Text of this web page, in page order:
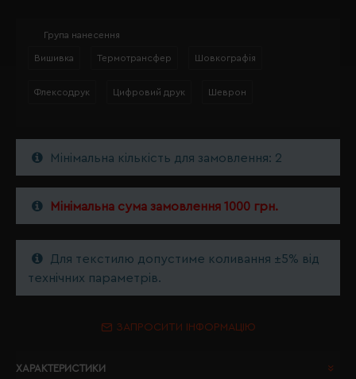
Група нанесення
Вишивка Термотрансфер Шовкографія
Флексодрук Цифровий друк Шеврон
Мінімальна кількість для замовлення: 2
Мінімальна сума замовлення 1000 грн.
Для текстилю допустиме коливання ±5% від
технічних параметрів.
ЗАПРОСИТИ ІНФОРМАЦІЮ
ХАРАКТЕРИСТИКИ